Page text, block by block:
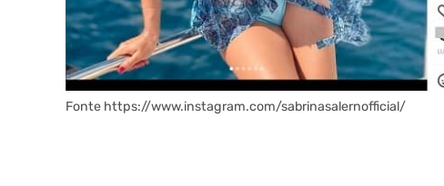
Fonte https://www.instagram.com/sabrinasalernofficial/